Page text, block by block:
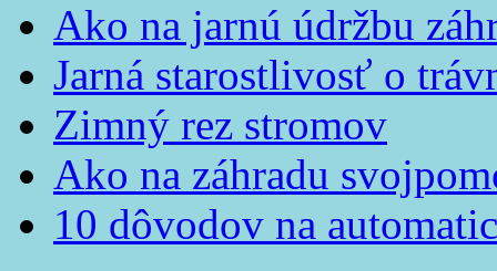
Ako na jarnú údržbu
Jarná starostlivosť o
Zimný rez stromov
Ako na záhradu
10 dôvodov na